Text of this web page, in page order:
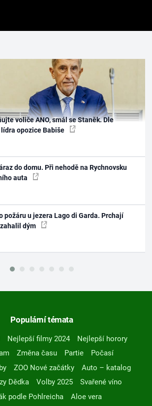
voliče ANO, smál se Staněk. Dle
opozice Babiše
do domu. Při nehodě na Rychnovsku
auta
požáru u jezera Lago di Garda. Prchají
dým
Populární témata
Nejlepší filmy 2024
Nejlepší horory
Změna času Partie
Počasí
ZOO Nové začátky
Auto – katalog
Dědka
Volby 2025
Svařené víno
podle Pohlreicha
Aloe vera